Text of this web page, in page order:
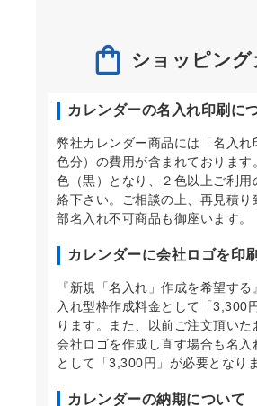
ショッピング
カレンダーの名入れ印刷に
弊社カレンダー商品には「名入れ
色分）の費用が含まれております
色（黒）となり、２色以上ご利用
絡下さい。ご相談の上、再見積
部名入れ不可商品も御座います。
カレンダーに会社ロゴを印
『新規「名入れ」作成を希望す
入れ型枠作成料金として「3,300
ります。また、以前ご注文頂いた
会社ロゴを作成し直す場合も名入
として「3,300円」が必要となりま
カレンダーの納期について